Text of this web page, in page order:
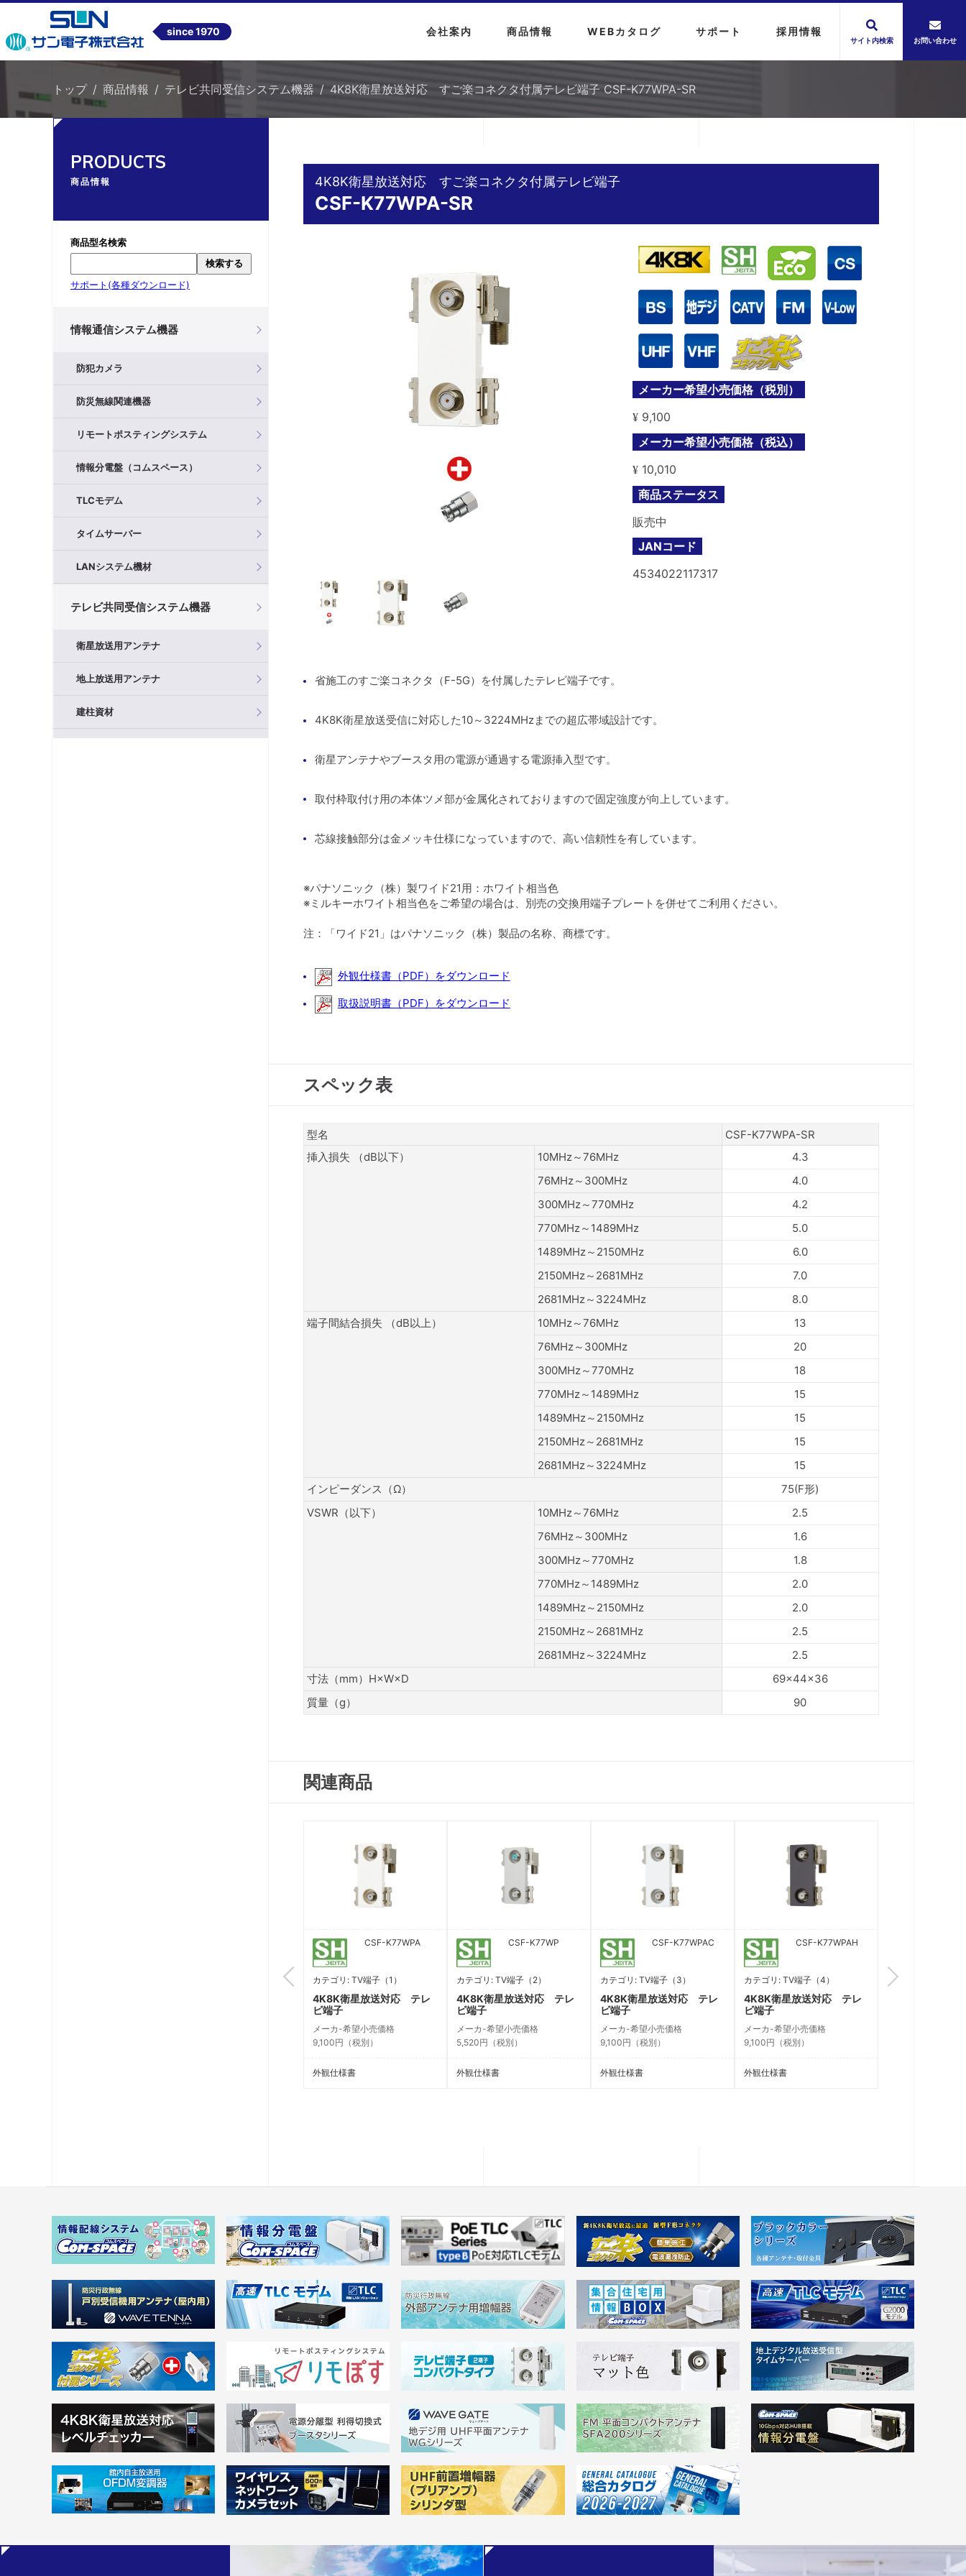
since 1970 会社案内 商品情報 WEBカタログ サポート 採用情報
サイト内検索 お問い合わせ
トップ 商品情報 テレビ共同受信システム機器 4K8K衛星放送対応 すご楽コネクタ付属テレビ端子 CSF-K77WPA-SR
PRODUCTS
商品情報
商品型名検索
検索する
サポート(各種ダウンロード)
情報通信システム機器
防犯カメラ
防災無線関連機器
リモートポスティングシステム
情報分電盤（コムスペース）
TLCモデム
タイムサーバー
LANシステム機材
テレビ共同受信システム機器
衛星放送用アンテナ
地上放送用アンテナ
建柱資材
4K8K衛星放送対応 すご楽コネクタ付属テレビ端子
CSF-K77WPA-SR
メーカー希望小売価格（税別）
¥9,100
メーカー希望小売価格（税込）
¥10,010
商品ステータス
販売中
JANコード
4534022117317
省施工のすご楽コネクタ（F-5G）を付属したテレビ端子です。
4K8K衛星放送受信に対応した10～3224MHzまでの超広帯域設計です。
衛星アンテナやブースタ用の電源が通過する電源挿入型です。
取付枠取付け用の本体ツメ部が金属化されておりますので固定強度が向上しています。
芯線接触部分は金メッキ仕様になっていますので、高い信頼性を有しています。
※パナソニック（株）製ワイド21用：ホワイト相当色
※ミルキーホワイト相当色をご希望の場合は、別売の交換用端子プレートを併せてご利用ください。
注：「ワイド21」はパナソニック（株）製品の名称、商標です。
外観仕様書（PDF）をダウンロード
取扱説明書（PDF）をダウンロード
スペック表
型名
CSF-K77WPA-SR
挿入損失 （dB以下）
10MHz～76MHz
4.3
76MHz～300MHz
4.0
300MHz～770MHz
4.2
770MHz～1489MHz
5.0
1489MHz～2150MHz
6.0
2150MHz～2681MHz
7.0
2681MHz～3224MHz
8.0
端子間結合損失 （dB以上）
10MHz～76MHz
13
76MHz～300MHz
20
300MHz～770MHz
18
770MHz～1489MHz
15
1489MHz～2150MHz
15
2150MHz～2681MHz
15
2681MHz～3224MHz
15
インピーダンス（Ω）
75(F形)
VSWR（以下）
10MHz～76MHz
2.5
76MHz～300MHz
1.6
300MHz～770MHz
1.8
770MHz～1489MHz
2.0
1489MHz～2150MHz
2.0
2150MHz～2681MHz
2.5
2681MHz～3224MHz
2.5
寸法（mm）H×W×D
69×44×36
質量（g）
90
関連商品
CSF-K77WPA
カテゴリ: TV端子（1）
4K8K衛星放送対応 テレ
ビ端子
メーカ-希望小売価格
9,100円（税別）
外観仕様書
CSF-K77WP
カテゴリ: TV端子（2）
4K8K衛星放送対応 テレ
ビ端子
メーカ-希望小売価格
5,520円（税別）
外観仕様書
CSF-K77WPAC
カテゴリ: TV端子（3）
4K8K衛星放送対応 テレ
ビ端子
メーカ-希望小売価格
9,100円（税別）
外観仕様書
CSF-K77WPAH
カテゴリ: TV端子（4）
4K8K衛星放送対応 テレ
ビ端子
メーカ-希望小売価格
9,100円（税別）
外観仕様書
カテゴリ: TV端子